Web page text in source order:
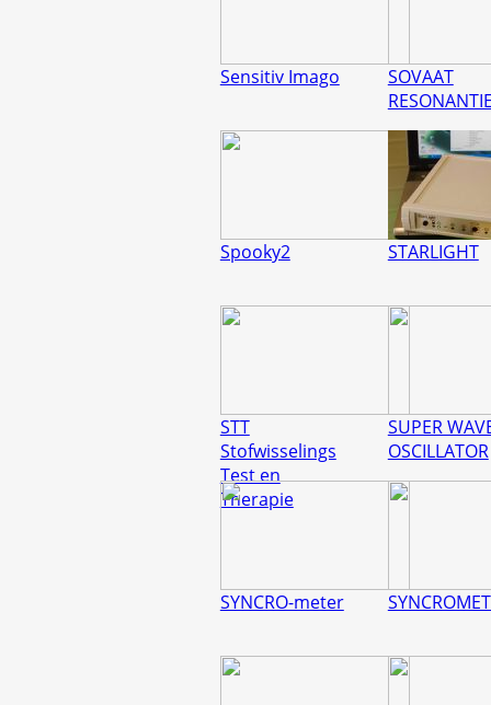
Sensitiv Imago
SOVAAT
Spooky2 STARLIGHT
STT
Stofwisselings
Test en
Therapie
SUPER
OSCILLATOR
SYNCRO-meter